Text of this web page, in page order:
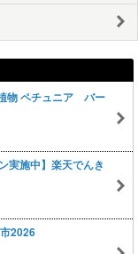
物 ペチュニア バー
実施中】楽天でんき
2026